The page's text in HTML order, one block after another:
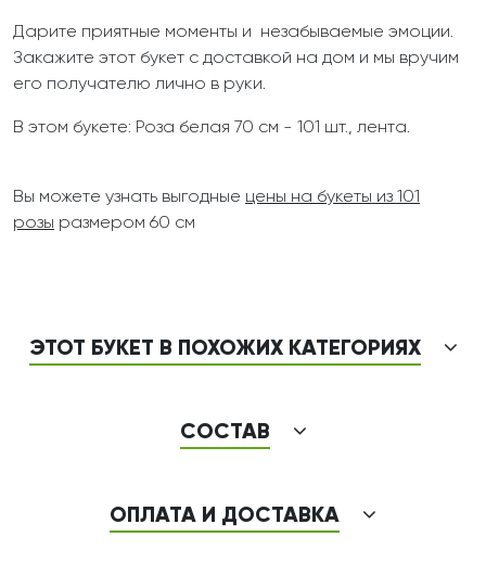
Дарите приятные моменты и незабываемые эмоции.
Закажите этот букет с доставкой на дом и мы вручим
его получателю лично в руки.
В этом букете: Роза белая 70 см - 101 шт., лента.
Вы можете узнать выгодные цены на букеты из 101
розы размером 60 см
ЭТОТ БУКЕТ В ПОХОЖИХ КАТЕГОРИЯХ
СОСТАВ
ОПЛАТА И ДОСТАВКА